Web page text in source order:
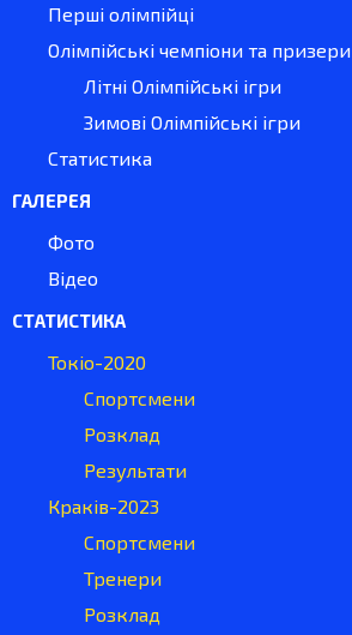
Перші олімпійці
Олімпійські чемпіони та призери
Літні Олімпійські ігри
Зимові Олімпійські ігри
Статистика
ГАЛЕРЕЯ
Фото
Відео
СТАТИСТИКА
Токіо-2020
Спортсмени
Розклад
Результати
Краків-2023
Спортсмени
Тренери
Розклад